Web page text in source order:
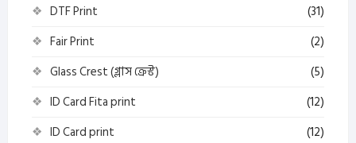
DTF Print
(31)
Fair Print
(2)
Glass Crest (গ্লাস ক্রেস্ট)
(5)
ID Card Fita print
(12)
ID Card print
(12)